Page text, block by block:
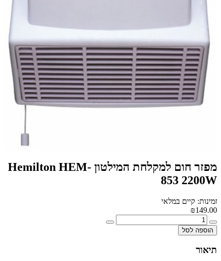
מפזר חום למקלחת המילטון Hemilton HEM-
853 2200W
זמינות: קיים במלאי
₪149.00
הוספה לסל
תיאור